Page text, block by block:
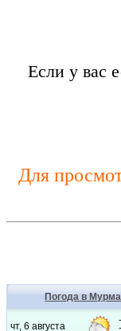
Если у вас
Для
Погода в